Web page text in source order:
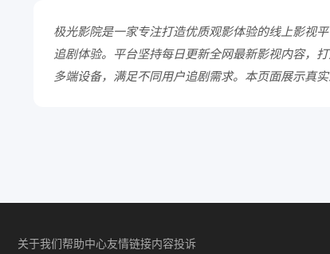
极光影院是一家专注打造优质观影体验的线上影视
追剧体验。平台坚持每日更新全网最新影视内容，
多端设备，满足不同用户追剧需求。本页面展示真
关于我们帮助中心友情链接内容投诉